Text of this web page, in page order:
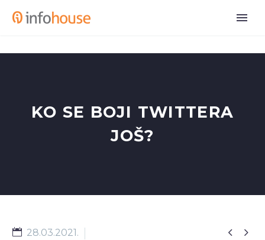
KO SE BOJI TWITTERA
JOŠ?
 
28.03.2021.